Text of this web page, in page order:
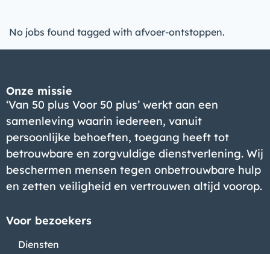
No jobs found tagged with afvoer-ontstoppen.
Onze missie
‘Van 50 plus Voor 50 plus’ werkt aan een
samenleving waarin iedereen, vanuit
persoonlijke behoeften, toegang heeft tot
betrouwbare en zorgvuldige dienstverlening. Wij
beschermen mensen tegen onbetrouwbare hulp
en zetten veiligheid en vertrouwen altijd voorop.
Voor bezoekers
Diensten